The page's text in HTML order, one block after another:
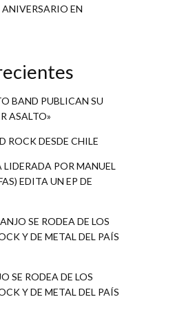
EN
BAND PUBLICAN SU
ASALTO»
ROCK DESDE CHILE
POR MANUEL
EDITA UN EP DE
SE RODEA DE LOS
Y DE METAL DEL PAÍS
SE RODEA DE LOS
Y DE METAL DEL PAÍS